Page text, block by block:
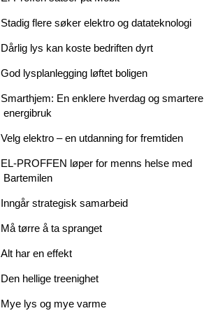
Stadig flere søker elektro og datateknologi
Dårlig lys kan koste bedriften dyrt
God lysplanlegging løftet boligen
Smarthjem: En enklere hverdag og smartere
energibruk
Velg elektro – en utdanning for fremtiden
EL-PROFFEN løper for menns helse med
Bartemilen
Inngår strategisk samarbeid
Må tørre å ta spranget
Alt har en effekt
Den hellige treenighet
Mye lys og mye varme